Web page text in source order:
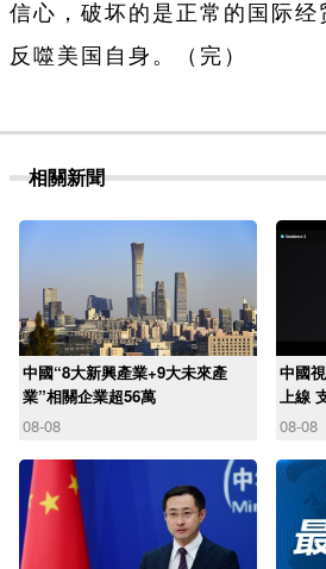
信心，破坏的是正常的国际经
反噬美国自身。（完）
相關新聞
中國“8大新興產業+9大未來產
業”相關企業超56萬
08-08
中國
上線
08-08